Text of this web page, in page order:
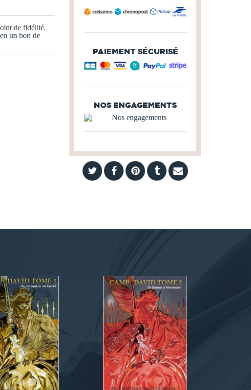
de fidélité.
un bon de
PAIEMENT SÉCURISÉ
NOS ENGAGEMENTS